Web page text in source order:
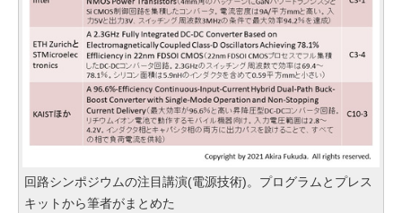
回路シンポジウムの注目講演(電源技術)。プログラムとプレス
キットから筆者がまとめた